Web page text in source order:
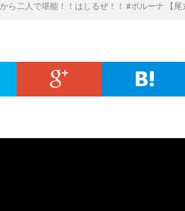
ら二人で堪能！！はしるぜ！！ #ポルーナ 【